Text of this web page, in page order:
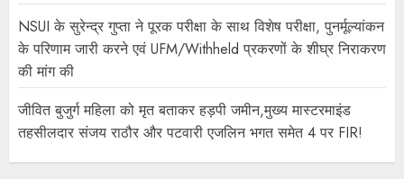
NSUI के सुरेन्द्र गुप्ता ने पूरक परीक्षा के साथ विशेष परीक्षा, पुनर्मूल्यांकन
के परिणाम जारी करने एवं UFM/Withheld प्रकरणों के शीघ्र निराकरण
की मांग की
जीवित बुजुर्ग महिला को मृत बताकर हड़पी जमीन,मुख्य मास्टरमाइंड
तहसीलदार संजय राठौर और पटवारी एजलिन भगत समेत 4 पर FIR!